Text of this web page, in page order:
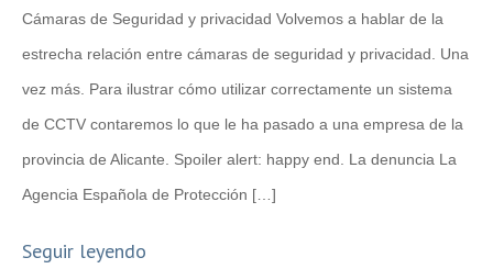
Cámaras de Seguridad y privacidad Volvemos a hablar de la
estrecha relación entre cámaras de seguridad y privacidad. Una
vez más. Para ilustrar cómo utilizar correctamente un sistema
de CCTV contaremos lo que le ha pasado a una empresa de la
provincia de Alicante. Spoiler alert: happy end. La denuncia La
Agencia Española de Protección […]
Seguir leyendo